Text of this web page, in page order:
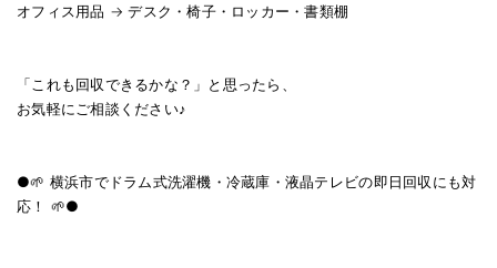
オフィス用品 → デスク・椅子・ロッカー・書類棚
「これも回収できるかな？」と思ったら、
お気軽にご相談ください♪
●🌱 横浜市でドラム式洗濯機・冷蔵庫・液晶テレビの即日回収にも対
応！ 🌱●